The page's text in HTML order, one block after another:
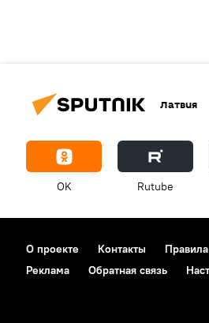
Латвия
OK Rutube
О проекте Контакты
Реклама
Обратная связь